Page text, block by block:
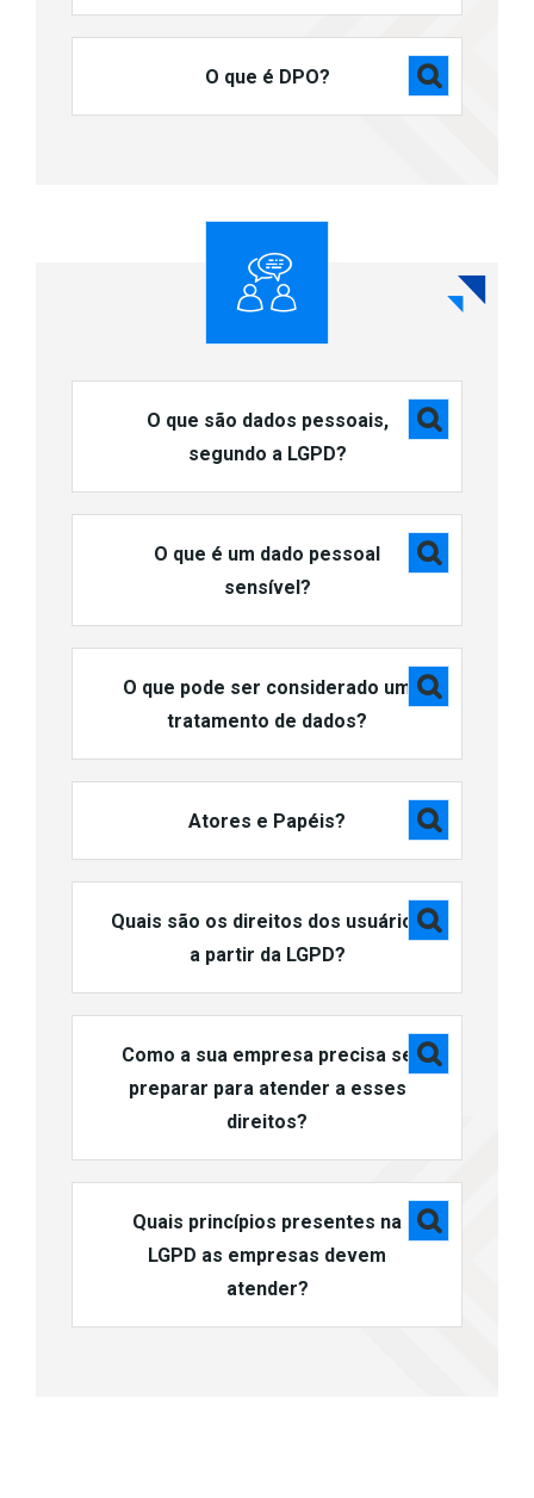
O que é DPO?
O que são dados pessoais,
segundo a LGPD?
O que é um dado pessoal
sensível?
O que pode ser considerado um
tratamento de dados?
Atores e Papéis?
Quais são os direitos dos usuários
a partir da LGPD?
Como a sua empresa precisa se
preparar para atender a esses
direitos?
Quais princípios presentes na
LGPD as empresas devem
atender?